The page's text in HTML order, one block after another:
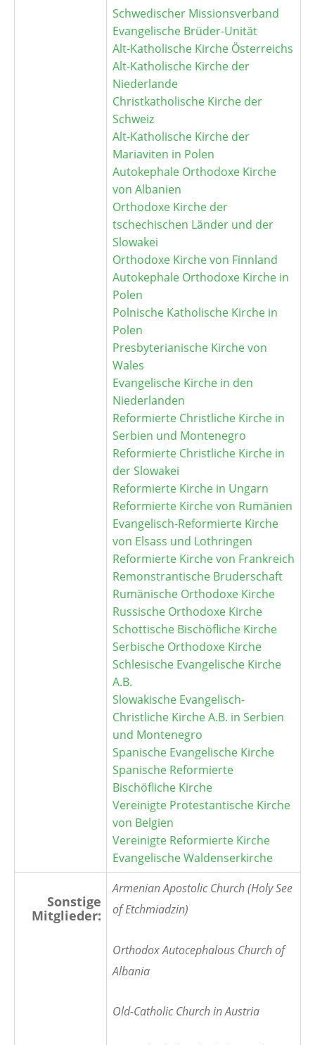
Schwedischer Missionsverband
Evangelische Brüder-Unität
Alt-Katholische Kirche Österreichs
Alt-Katholische Kirche der
Niederlande
Christkatholische Kirche der
Schweiz
Alt-Katholische Kirche der
Mariaviten in Polen
Autokephale Orthodoxe Kirche
von Albanien
Orthodoxe Kirche der
tschechischen Länder und der
Slowakei
Orthodoxe Kirche von Finnland
Autokephale Orthodoxe Kirche in
Polen
Polnische Katholische Kirche in
Polen
Presbyterianische Kirche von
Wales
Evangelische Kirche in den
Niederlanden
Reformierte Christliche Kirche in
Serbien und Montenegro
Reformierte Christliche Kirche in
der Slowakei
Reformierte Kirche in Ungarn
Reformierte Kirche von Rumänien
Evangelisch-Reformierte Kirche
von Elsass und Lothringen
Reformierte Kirche von Frankreich
Remonstrantische Bruderschaft
Rumänische Orthodoxe Kirche
Russische Orthodoxe Kirche
Schottische Bischöfliche Kirche
Serbische Orthodoxe Kirche
Schlesische Evangelische Kirche
A.B.
Slowakische Evangelisch-
Christliche Kirche A.B. in Serbien
und Montenegro
Spanische Evangelische Kirche
Spanische Reformierte
Bischöfliche Kirche
Vereinigte Protestantische Kirche
von Belgien
Vereinigte Reformierte Kirche
Evangelische Waldenserkirche
Sonstige
Mitglieder:
Armenian Apostolic Church (Holy See
of Etchmiadzin)
Orthodox Autocephalous Church of
Albania
Old-Catholic Church in Austria